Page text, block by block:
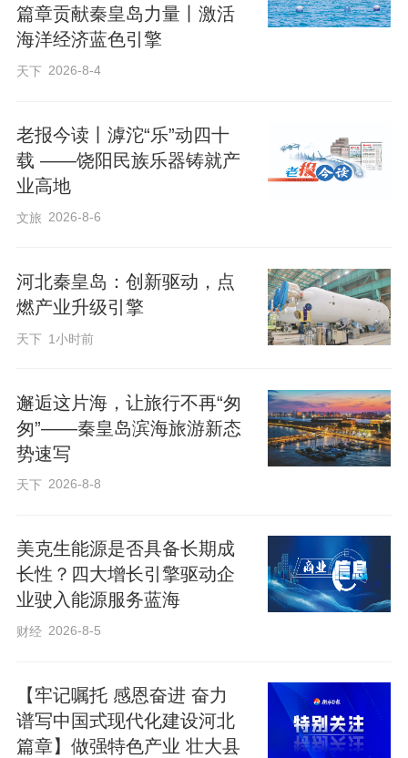
现。该项目总建筑面积7.8万平方米，装配
率达77%。
机遇，将装配式建筑产业作为推动县域经
济转型升级、实现建筑业绿色低碳发展的
重要抓手，通过多项举措持续推动产业规
模壮大与应用市场拓展。目前，全县装配
相关企业57家，产值达到47.56亿元，形成
了覆盖全产业链的装配式建筑产业集群。
来源：新华社
篇章贡献秦皇岛力量丨激活
海洋经济蓝色引擎
天下 2026-8-4
老报今读丨滹沱“乐”动四十
载 ——饶阳民族乐器铸就产
业高地
文旅 2026-8-6
河北秦皇岛：创新驱动，点
燃产业升级引擎
天下 1小时前
邂逅这片海，让旅行不再“匆
匆”——秦皇岛滨海旅游新态
势速写
天下 2026-8-8
美克生能源是否具备长期成
长性？四大增长引擎驱动企
业驶入能源服务蓝海
财经 2026-8-5
【牢记嘱托 感恩奋进 奋力
谱写中国式现代化建设河北
篇章】做强特色产业 壮大县